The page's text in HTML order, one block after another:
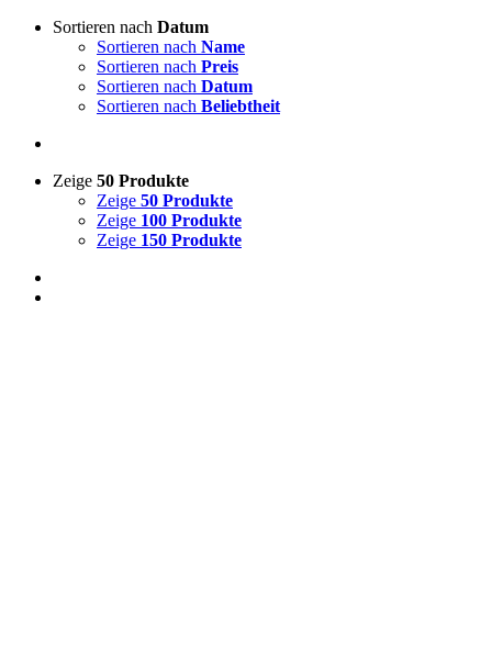
Sortieren nach Datum
Sortieren nach Name
Sortieren nach Preis
Sortieren nach Datum
Sortieren nach Beliebtheit
Zeige 50 Produkte
Zeige 50 Produkte
Zeige 100 Produkte
Zeige 150 Produkte